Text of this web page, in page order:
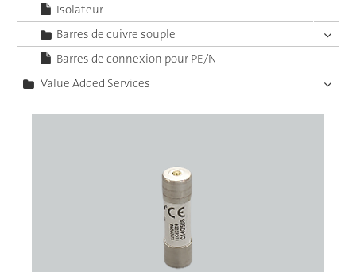
Isolateur
Barres de cuivre souple
Barres de connexion pour PE/N
Value Added Services